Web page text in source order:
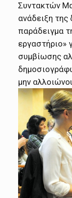
Συντακτών
ανάδειξη
παράδειγμα
εργαστήριο»
συμβίωσης
μην